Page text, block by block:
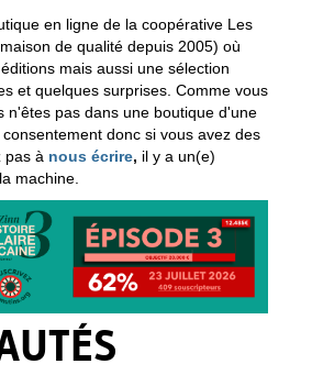
en ligne de la coopérative Les
de qualité depuis 2005) où
mais aussi une sélection
et quelques surprises. Comme vous
n'êtes pas dans une boutique d'une
donc si vous avez des
pas à nous écrire, il y a un(e)
machine.